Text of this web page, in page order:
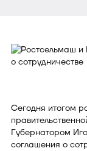
Сегодня итогом
Губернатором
соглашения о